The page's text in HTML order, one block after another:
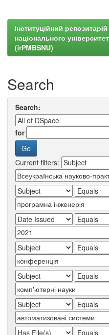
Інституційний
національного
(irPMBSNU)
Search
Search:
for
Current filters: